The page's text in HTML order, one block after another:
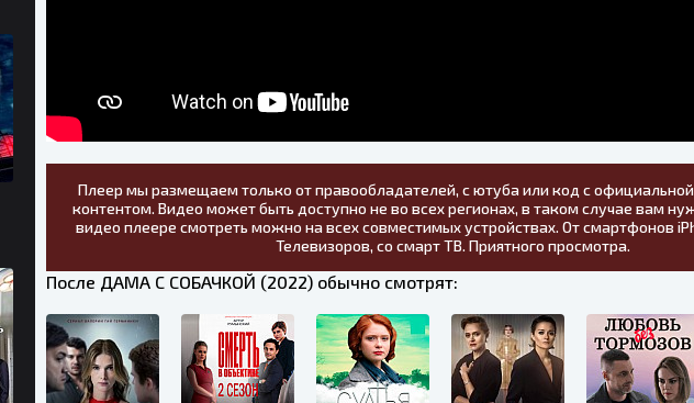
Плеер мы размещаем только от правообладателей, с ютуба или код с
контентом. Видео может быть доступно не во всех регионах, в таком случае вам
видео плеере смотреть можно на всех совместимых устройствах. От смартфонов
Телевизоров, со смарт ТВ. Приятного просмотра.
После ДАМА С СОБАЧКОЙ (2022) обычно смотрят: